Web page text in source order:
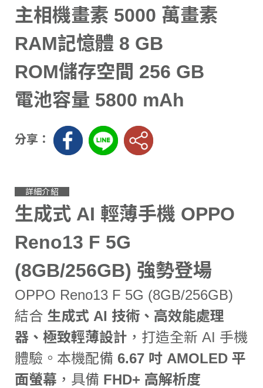
主相機畫素 5000 萬畫素
RAM記憶體 8 GB
ROM儲存空間 256 GB
電池容量 5800 mAh
分享：
詳細介紹
生成式 AI 輕薄手機 OPPO
Reno13 F 5G
(8GB/256GB) 強勢登場
OPPO Reno13 F 5G (8GB/256GB)
結合 生成式 AI 技術、高效能處理
器、極致輕薄設計 ，打造全新 AI 手機
體驗。本機配備 6.67 吋 AMOLED 平
面螢幕 ，具備 FHD+ 高解析度